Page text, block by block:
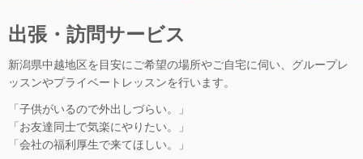
出張・訪問サービス
新潟県中越地区を目安にご希望の場所やご自宅に伺い、グループレ
ッスンやプライベートレッスンを行います。
「子供がいるので外出しづらい。」
「お友達同士で気楽にやりたい。」
「会社の福利厚生で来てほしい。」